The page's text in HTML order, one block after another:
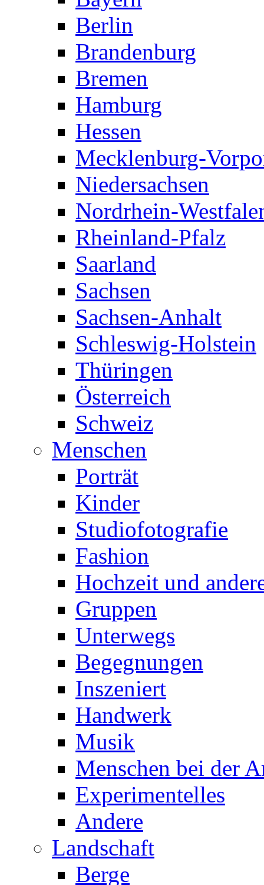
Berlin
Brandenburg
Bremen
Hamburg
Hessen
Mecklenburg-
Niedersachsen
Nordrhein-
Rheinland-Pfalz
Saarland
Sachsen
Sachsen-Anhalt
Schleswig-Holstein
Thüringen
Österreich
Schweiz
Menschen
Porträt
Kinder
Studiofotografie
Fashion
Hochzeit und
Gruppen
Unterwegs
Begegnungen
Inszeniert
Handwerk
Musik
Menschen bei der
Experimentelles
Andere
Landschaft
Berge